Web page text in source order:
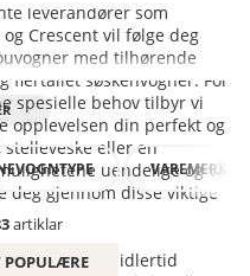
leverandører som
og Crescent vil følge deg
med tilhørende
flertallet søskenvogner. For
spesielle behov tilbyr vi
opplevelsen din perfekt og
eller en
uendelige og vår
deg gjennom disse viktige
Det er imidlertid
VAREMERKER
artiklar
POPULÆRE